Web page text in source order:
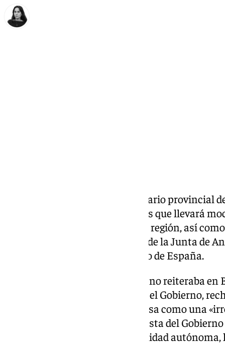
El recientemente elegido secretario provincial
, ha anunciado este lunes que llevará
instituciones municipales de la región, así
el objetivo de exigir al Gobierno de la Junta de
deuda planteada por el Gobierno de España.
El pasado sábado Juanma Moreno reiteraba
quita de la deuda propuesta por el Gobierno,
este lunes en una rueda de prensa como una
el dirigente socialista, la propuesta del
del 50% de la deuda de la comunidad